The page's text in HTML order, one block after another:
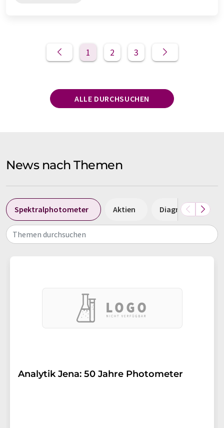
1 2 3
ALLE DURCHSUCHEN
News nach Themen
Spektralphotometer Aktien Diagnostik
Themen durchsuchen
Analytik Jena: 50 Jahre Photometer